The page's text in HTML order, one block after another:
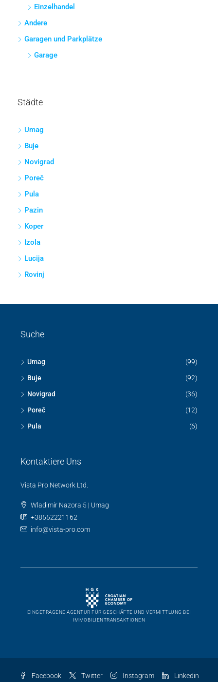
Einzelhandel
Andere
Garagen und Parkplätze
Garage
Städte
Umag
Buje
Novigrad
Poreč
Pula
Pazin
Koper
Izola
Lucija
Rovinj
Suche
Umag (99)
Buje (92)
Novigrad (36)
Poreč (12)
Pula (6)
Kontaktiere Uns
Vista Pro Network Ltd.
Wladimir Nazora 5 | Umag
+38552221162
info@vista-pro.com
EINGETRAGENE AGENTUR FÜR GESCHÄFTE UND VERMITTLUNG BEI
IMMOBILIENTRANSAKTIONEN
Facebook Twitter Instagram Linkedin